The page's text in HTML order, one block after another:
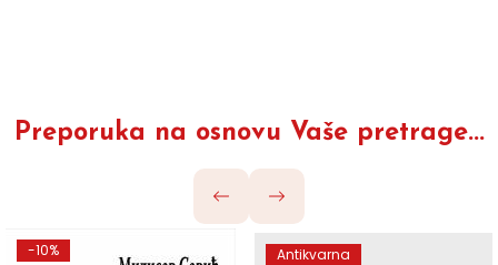
Preporuka na osnovu Vaše pretrage...
-10% Antikvarna